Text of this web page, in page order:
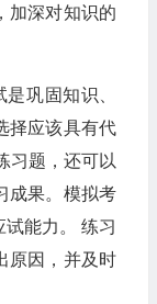
加深对知识的
巩固知识、
择应该具有代
习题，还可以
成果。模拟考
能力。 练习
原因，并及时